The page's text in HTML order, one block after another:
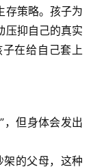
存策略。孩子为
压抑自己的真实
在给自己套上
，但身体会发出
架的父母，这种